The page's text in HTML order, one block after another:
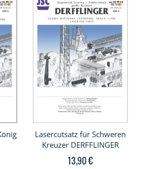
Lasercutsatz für Schweren
Kreuzer DERFFLINGER
13,90 €